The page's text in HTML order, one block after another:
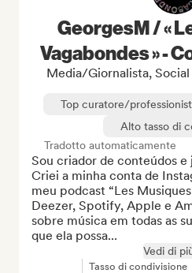
GeorgesM / «
Vagabondes » -
Media/Giornalista,
Top curatore/
Alto tasso di
Tradotto automaticamente
Sou criador de conteúdos e
Criei a minha conta de
meu podcast “Les
Deezer, Spotify, Apple e
sobre música em todas as
que ela possa...
Vedi di
Tasso di condivisione